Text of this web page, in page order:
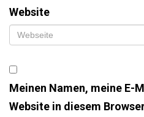
Website
Meinen Namen, meine E-
Website in diesem